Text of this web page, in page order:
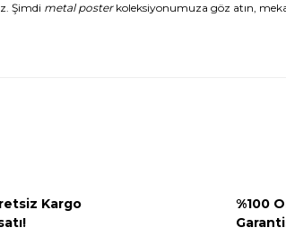
Şimdi metal posterkoleksiyonumuza göz atın,
Kargo
%100